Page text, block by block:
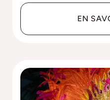
ambiance festive
EN